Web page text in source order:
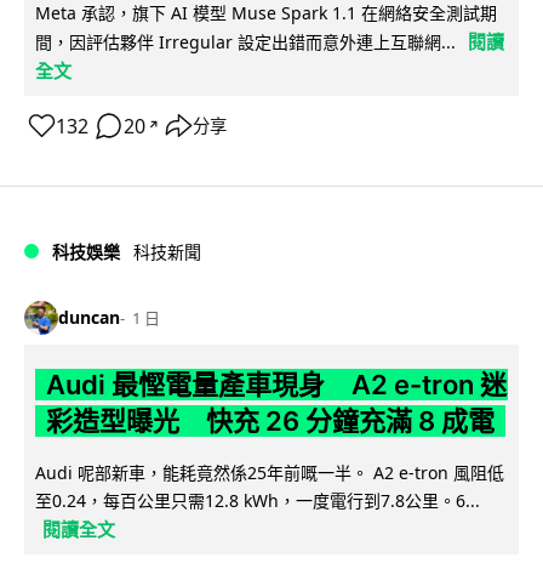
Meta 承認，旗下 AI 模型 Muse Spark 1.1 在網絡安全測試期
間，因評估夥伴 Irregular 設定出錯而意外連上互聯網...
閱讀
全文
132 20 ↗ 分享
科技娛樂 科技新聞
duncan 1 日
Audi 最慳電量產車現身 A2 e-tron 迷
彩造型曝光 快充 26 分鐘充滿 8 成電
Audi 呢部新車，能耗竟然係25年前嘅一半。 A2 e-tron 風阻低
至0.24，每百公里只需12.8 kWh，一度電行到7.8公里。6...
閱讀全文